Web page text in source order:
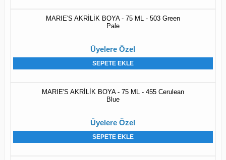
MARIE'S AKRİLİK BOYA - 75 ML - 503 Green
Pale
Üyelere Özel
SEPETE EKLE
MARIE'S AKRİLİK BOYA - 75 ML - 455 Cerulean
Blue
Üyelere Özel
SEPETE EKLE